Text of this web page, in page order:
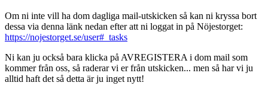
Om ni inte vill ha dom dagliga mail-utskicken så kan ni kryssa bort
dessa via denna länk nedan efter att ni loggat in på Nöjestorget:
https://nojestorget.se/user#_tasks
Ni kan ju också bara klicka på AVREGISTERA i dom mail som
kommer från oss, så raderar vi er från utskicken... men så har vi ju
alltid haft det så detta är ju inget nytt!